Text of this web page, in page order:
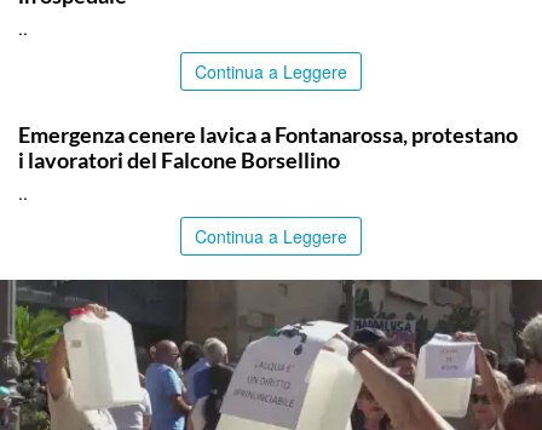
..
Continua a Leggere
Emergenza cenere lavica a Fontanarossa, protestano
i lavoratori del Falcone Borsellino
..
Continua a Leggere